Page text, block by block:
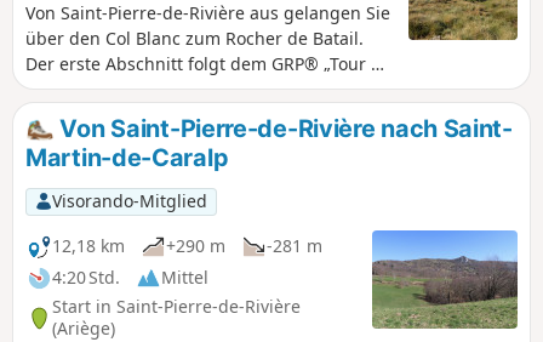
Von Saint-Pierre-de-Rivière aus gelangen Sie
über den Col Blanc zum Rocher de Batail.
Der erste Abschnitt folgt dem GRP® „Tour de
la Barguillère“ auf einer eher wilden
Mittelgebirgsstrecke, der zweite führt dann
über Brassac zurück nach Saint-Pierre,
wobei man am Ende der Route auf ruhigen
asphaltierten Straßen unterwegs ist.
Von Saint-Pierre-de-Rivière nach Saint-
Martin-de-Caralp
Visorando-Mitglied
12,18 km
+290 m
-281 m
4:20 Std.
Mittel
Start in Saint-Pierre-de-Rivière
(Ariège)